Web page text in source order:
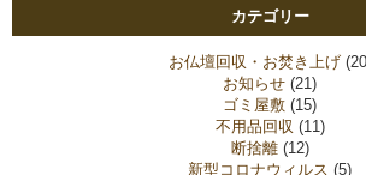
カテゴリー
お仏壇回収・お焚き上げ
お知らせ (21)
ゴミ屋敷 (15)
不用品回収 (11)
断捨離(12)
新型コロナウィルス (5)